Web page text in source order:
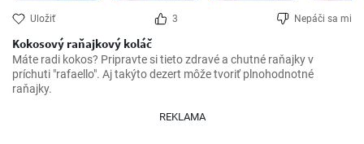
Uložiť 3 Nepáči sa mi
Kokosový raňajkový koláč
Máte radi kokos? Pripravte si tieto zdravé a chutné raňajky v
príchuti "rafaello". Aj takýto dezert môže tvoriť plnohodnotné
raňajky.
REKLAMA